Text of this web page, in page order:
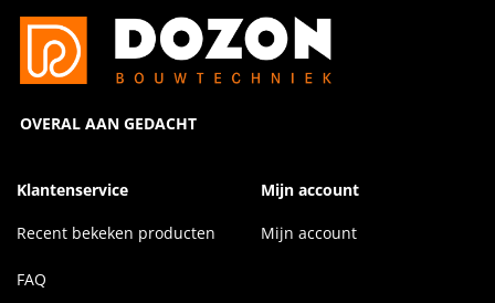
OVERAL AAN GEDACHT
Klantenservice
Recent bekeken producten
FAQ
Mijn account
Mijn account